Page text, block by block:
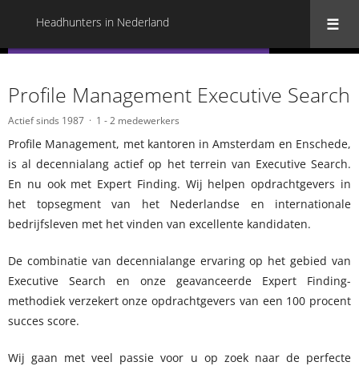
Headhunters in Nederland
Profile Management Executive Search
Actief sinds 1987 1 - 2 medewerkers
Profile Management, met kantoren in Amsterdam en Enschede,
is al decennialang actief op het terrein van Executive Search.
En nu ook met Expert Finding. Wij helpen opdrachtgevers in
het topsegment van het Nederlandse en internationale
bedrijfsleven met het vinden van excellente kandidaten.
De combinatie van decennialange ervaring op het gebied van
Executive Search en onze geavanceerde Expert Finding-
methodiek verzekert onze opdrachtgevers van een 100 procent
succes score.
Wij gaan met veel passie voor u op zoek naar de perfecte